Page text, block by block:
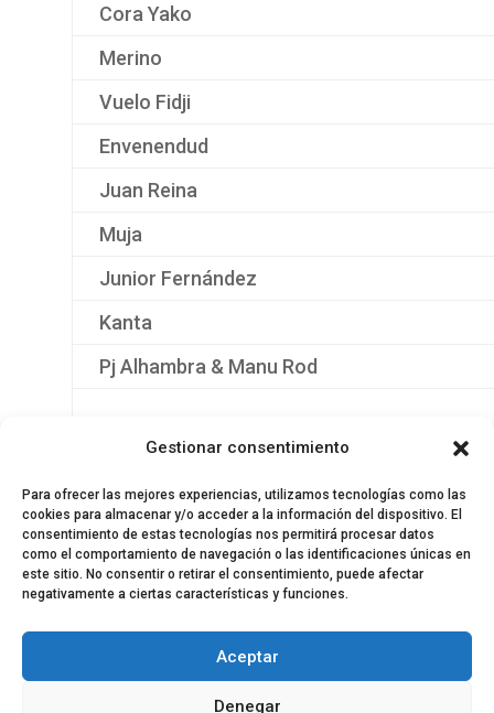
Gestionar consentimiento
Para ofrecer las mejores experiencias, utilizamos tecnologías como las
cookies para almacenar y/o acceder a la información del dispositivo. El
consentimiento de estas tecnologías nos permitirá procesar datos
como el comportamiento de navegación o las identificaciones únicas en
este sitio. No consentir o retirar el consentimiento, puede afectar
negativamente a ciertas características y funciones.
Aceptar
Denegar
Cora Yako
Merino
Vuelo Fidji
Envenendud
Juan Reina
Muja
Junior Fernández
Kanta
Pj Alhambra & Manu Rod
Equipo EPDLT Contacto